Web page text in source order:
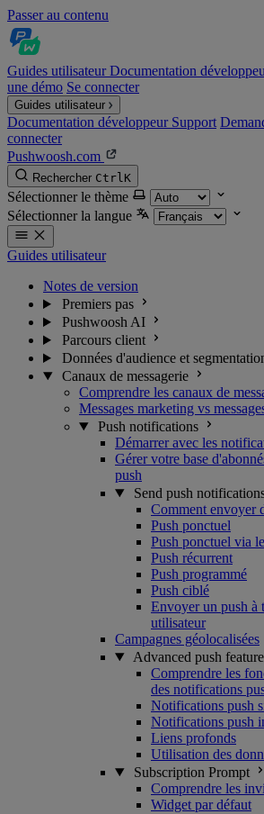
Passer au contenu
Guides utilisateurDocumentation
une démo Se connecter
Guides utilisateur
Documentation développeur Support
connecter
Pushwoosh.com
Rechercher CtrlK
Sélectionner le thème
Sélectionner la langue
Guides utilisateur
Notes de version
Premiers pas
Pushwoosh AI
Parcours client
Données d'audience et
Canaux de messagerie
Comprendre les canaux de
Messages marketing vs
Push notifications
Démarrer avec les
Gérer votre base
push
Send push
Comment envoyer
Push ponctuel
Push ponctuel via
Push récurrent
Push programmé
Push ciblé
Envoyer un push à
utilisateur
Campagnes géolocalisées
Advanced push
Comprendre les
des notifications
Notifications push
Notifications push
Liens profonds
Utilisation des
Subscription Prompt
Comprendre les
Widget par défaut